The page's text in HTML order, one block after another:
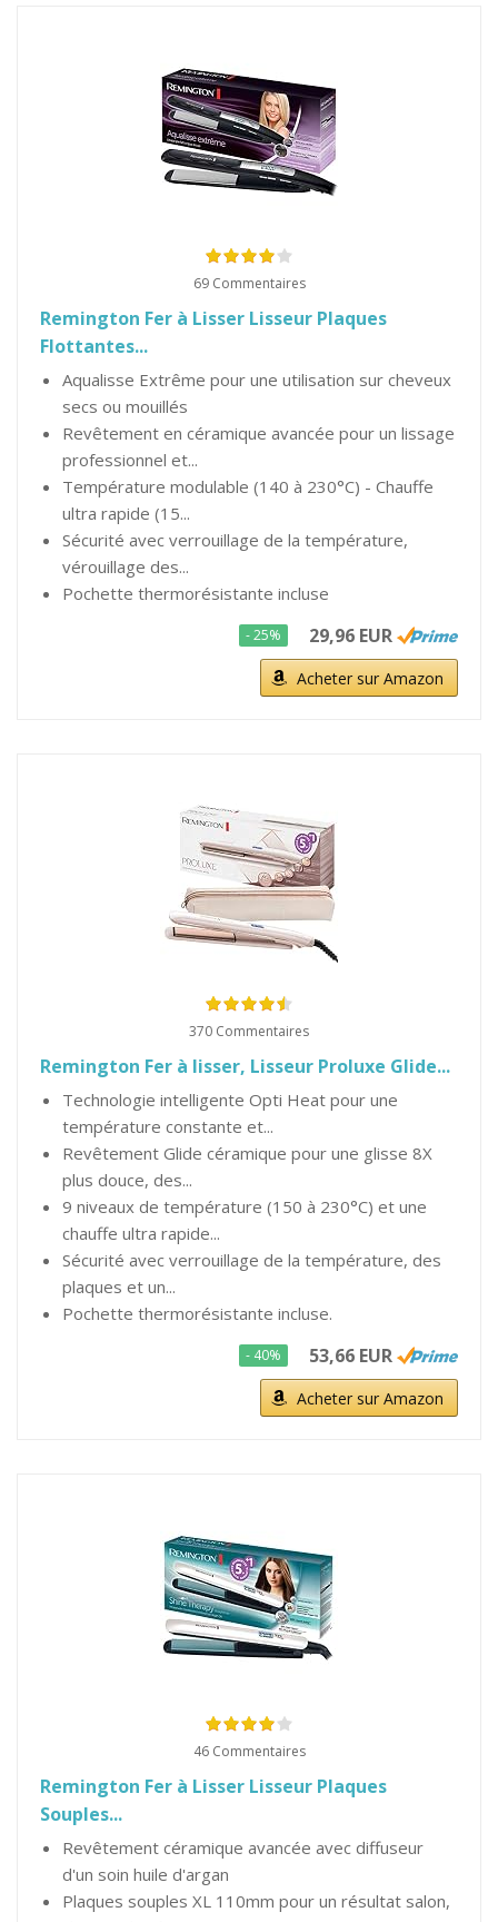
69 Commentaires
Remington Fer à Lisser Lisseur Plaques
Flottantes...
Aqualisse Extrême pour une utilisation sur cheveux
secs ou mouillés
Revêtement en céramique avancée pour un lissage
professionnel et...
Température modulable (140 à 230°C) - Chauffe
ultra rapide (15...
Sécurité avec verrouillage de la température,
vérouillage des...
Pochette thermorésistante incluse
- 25% 29,96 EUR
Acheter sur Amazon
370 Commentaires
Remington Fer à lisser, Lisseur Proluxe Glide...
Technologie intelligente Opti Heat pour une
température constante et...
Revêtement Glide céramique pour une glisse 8X
plus douce, des...
9 niveaux de température (150 à 230°C) et une
chauffe ultra rapide...
Sécurité avec verrouillage de la température, des
plaques et un...
Pochette thermorésistante incluse.
- 40% 53,66 EUR
Acheter sur Amazon
46 Commentaires
Remington Fer à Lisser Lisseur Plaques
Souples...
Revêtement céramique avancée avec diffuseur
d'un soin huile d'argan
Plaques souples XL 110mm pour un résultat salon,